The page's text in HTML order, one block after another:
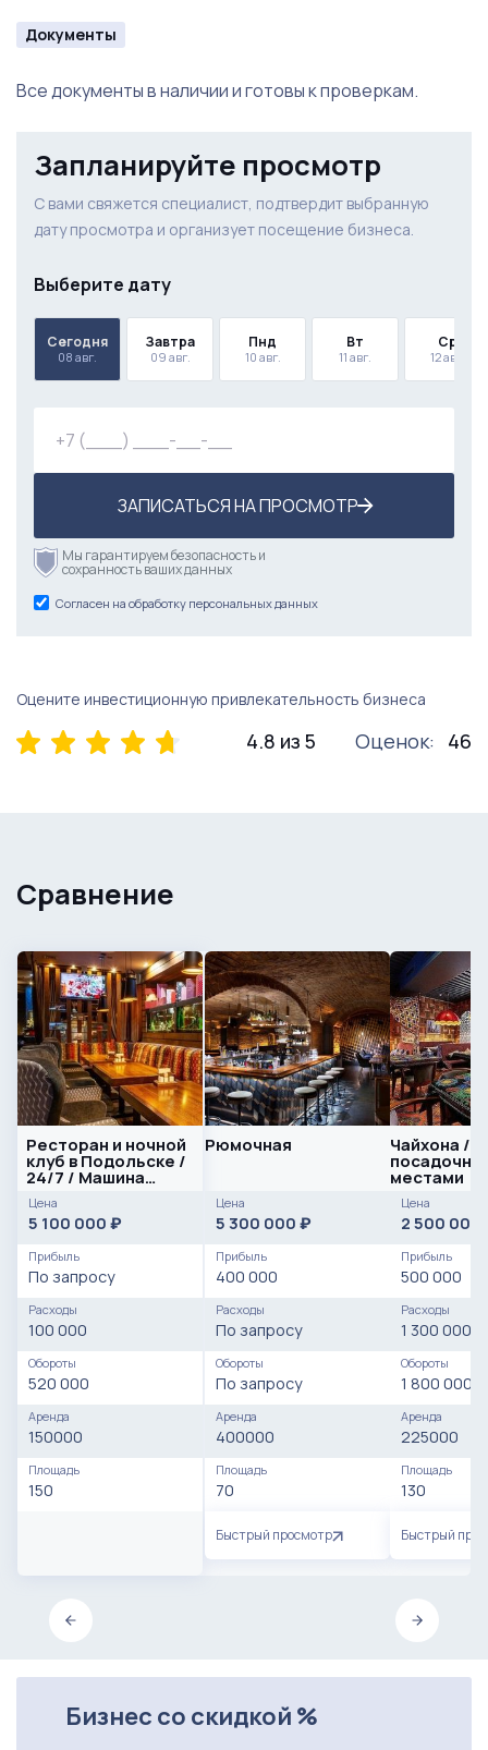
Стул барный - 10 шт
Документы
Все документы в наличии и готовы к проверкам.
Запланируйте просмотр
С вами свяжется специалист, подтвердит выбранную
дату просмотра и организует посещение бизнеса.
Выберите дату
Сегодня
08 авг.
Завтра
09 авг.
Пнд
10 авг.
Вт
11 авг.
Ср
12 авг.
ЗАПИСАТЬСЯ НА ПРОСМОТР
Мы гарантируем безопасность и
сохранность ваших данных
Согласен на обработку персональных данных
Оцените инвестиционную привлекательность бизнеса
4.8 из 5 Оценок: 46
Сравнение
Ресторан и ночной
клуб в Подольске /
24/7 / Машина
Логан 2006
Цена
5 100 000 ₽
Прибыль
По запросу
Расходы
100 000
Обороты
520 000
Аренда
150000
Площадь
150
Рюмочная
Цена
5 300 000 ₽
Прибыль
400 000
Расходы
По запросу
Обороты
По запросу
Аренда
400000
Площадь
70
Быстрый просмотр
Чайхона / С
местами
Цена
2 500 000
Прибыль
500 000
Расходы
1 300 000
Обороты
1 800 000
Аренда
225000
Площадь
130
Быстрый
Бизнес со скидкой %